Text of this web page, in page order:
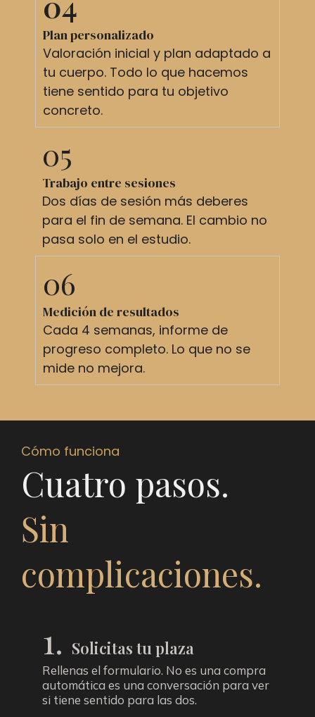
Plan personalizado
Valoración inicial y plan adaptado a
tu cuerpo. Todo lo que hacemos
tiene sentido para tu objetivo
concreto.
05
Trabajo entre sesiones
Dos días de sesión más deberes
para el fin de semana. El cambio no
pasa solo en el estudio.
06
Medición de resultados
Cada 4 semanas, informe de
progreso completo. Lo que no se
mide no mejora.
Cómo funciona
Cuatro pasos.
Sin
complicaciones.
1. Solicitas tu plaza
Rellenas el formulario. No es una compra
automática es una conversación para ver
si tiene sentido para las dos.